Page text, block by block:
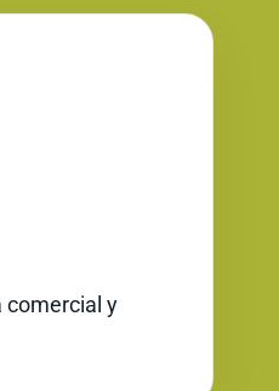
comercial y